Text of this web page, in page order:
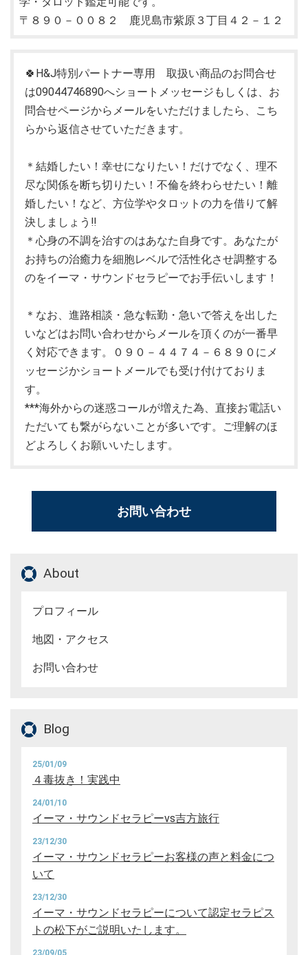
〒８９０－００８２ 鹿児島市紫原３丁目４２－１２
🍀H&J特別パートナー専用 取扱い商品のお問合せ
は09044746890へショートメッセージもしくは、お
問合せページからメールをいただけましたら、こち
らから返信させていただきます。
＊結婚したい！幸せになりたい！だけでなく、理不
尽な関係を断ち切りたい！不倫を終わらせたい！離
婚したい！など、方位学やタロットの力を借りて解
決しましょう‼
＊心身の不調を治すのはあなた自身です。あなたが
お持ちの治癒力を細胞レベルで活性化させ調整する
のをイーマ・サウンドセラピーでお手伝いします！
＊なお、進路相談・急な転勤・急いで答えを出した
いなどはお問い合わせからメールを頂くのが一番早
く対応できます。０９０－４４７４－６８９０にメ
ッセージかショートメールでも受け付けておりま
す。
***海外からの迷惑コールが増えた為、直接お電話い
ただいても繋がらないことが多いです。ご理解のほ
どよろしくお願いいたします。
お問い合わせ
About
プロフィール
地図・アクセス
お問い合わせ
Blog
25/01/09
４毒抜き！実践中
24/01/10
イーマ・サウンドセラピーvs吉方旅行
23/12/30
イーマ・サウンドセラピーお客様の声と料金につ
いて
23/12/30
イーマ・サウンドセラピーについて認定セラピス
トの松下がご説明いたします。
23/09/05